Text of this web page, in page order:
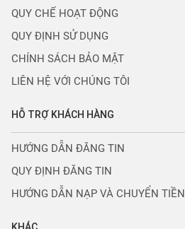
QUY CHẾ HOẠT ĐỘNG
QUY ĐỊNH SỬ DỤNG
CHÍNH SÁCH BẢO MẬT
LIÊN HỆ VỚI CHÚNG TÔI
HỖ TRỢ KHÁCH HÀNG
HƯỚNG DẪN ĐĂNG TIN
QUY ĐỊNH ĐĂNG TIN
HƯỚNG DẪN NẠP VÀ CHUYỂN TIỀN